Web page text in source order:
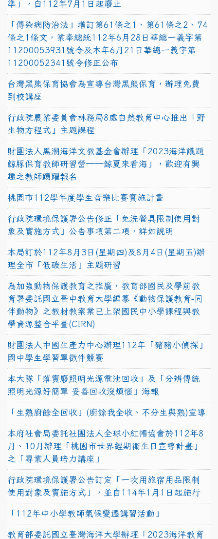
準」，自112年7月1日起廢止
「傳染病防治法」增訂第61條之1、第61條之2、74
條之1條文，業奉總統112年6月28日華總一義字第
11200053931號令及本年6月21日華總一義字第
11200052341號令修正公布
台灣黑熊保育協會為宣導台灣黑熊保育，辦理免費
到校講座
行政院農業委員會林務局8處自然教育中心推出「野
生物方程式」主題課程
財團法人黑潮海洋文教基金會辦理「2023海洋議題
鯨豚保育教師研習營──鯨夏來看海」，歡迎有興
趣之教師踴躍報名
桃園市112學年度學生音樂比賽實施計畫
行政院環境保護署公告修正「免洗餐具限制使用對
象及實施方式」公告事項第二項，詳如說明
本局訂於112年8月3日(星期四)及8月4日(星期五)辦
理全市「低碳生活」主題研習
為加強動物保護教育之推廣，教育部國民及學前教
育署委託國立臺中教育大學編纂《動物保護教育-同
伴動物》之教材教案業已上架國民中小學課程與教
學資源整合平臺(CIRN)
財團法人中國生產力中心辦理112年「豬豬小偵探」
國中學生學習單徵件競賽
本大隊「落實廢照明光源電池回收」及「分辨傳統
照明光源好簡單 妥善回收沒煩惱」海報
「生熟廚餘全回收」(廚餘我全收、不分生與熟)宣導
本府社會局委託社團法人全球小紅帽協會於112年8
月、10月辦理「桃園市世界經期衛生日宣導計畫」
之「專業人員培力講座」
行政院環境保護署公告訂定「一次用旅宿用品限制
使用對象及實施方式」，並自114年1月1日起施行
「112年中小學教師氣候變遷講習活動」
教育部委託國立臺灣海洋大學辦理「2023海洋教育